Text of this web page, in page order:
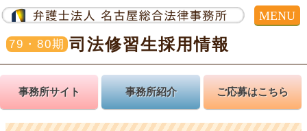
79・80期 司法修習生採用情報
MENU
事務所サイト 事務所紹介 ご応募はこちら